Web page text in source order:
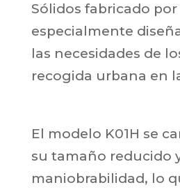
Sólidos fabricado por
especialmente
las necesidades de
recogida urbana en
El modelo K01H se
su tamaño reducido
maniobrabilidad, lo